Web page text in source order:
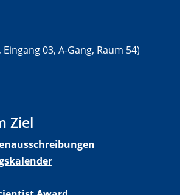
03, A-Gang, Raum 54)
Ziel